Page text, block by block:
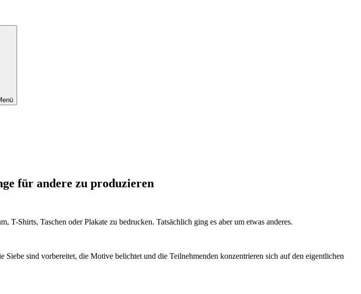
für andere zu produzieren
Shirts, Taschen oder Plakate zu bedrucken. Tatsächlich ging es aber um etwas anderes.
sind vorbereitet, die Motive belichtet und die Teilnehmenden konzentrieren sich auf den eigentlichen